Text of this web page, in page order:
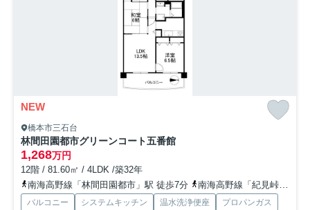
NEW
橋本市三石台
林間田園都市グリーンコート五番館
1,268万円
12階 / 81.60㎡ / 4LDK /築32年
南海高野線「林間田園都市」駅 徒歩7分
南海高野線「紀見峠」駅 徒歩21分
バルコニー システムキッチン 温水洗浄便座
プロパンガス